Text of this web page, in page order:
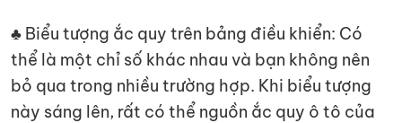
♣ Biểu tượng ắc quy trên bảng điều khiển: Có
thể là một chỉ số khác nhau và bạn không nên
bỏ qua trong nhiều trường hợp. Khi biểu tượng
này sáng lên, rất có thể nguồn ắc quy ô tô của